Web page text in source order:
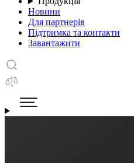
Новини
Для партнерів
Підтримка та контакти
Завантажити